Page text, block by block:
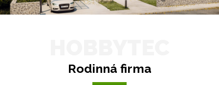
Rodinná firma